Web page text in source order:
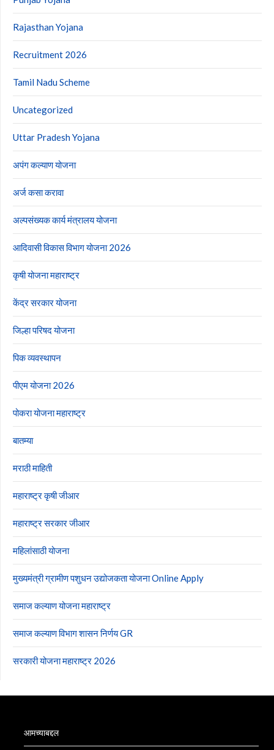
Rajasthan Yojana
Recruitment 2026
Tamil Nadu Scheme
Uncategorized
Uttar Pradesh Yojana
अपंग कल्याण योजना
अर्ज कसा करावा
अल्पसंख्यक कार्य मंत्रालय योजना
आदिवासी विकास विभाग योजना 2026
कृषी योजना महाराष्ट्र
केंद्र सरकार योजना
जिल्हा परिषद योजना
पिक व्यवस्थापन
पीएम योजना 2026
पोकरा योजना महाराष्ट्र
बातम्या
मराठी माहिती
महाराष्ट्र कृषी जीआर
महाराष्ट्र सरकार जीआर
महिलांसाठी योजना
मुख्यमंत्री ग्रामीण पशुधन उद्योजकता योजना Online Apply
समाज कल्याण योजना महाराष्ट्र
समाज कल्याण विभाग शासन निर्णय GR
सरकारी योजना महाराष्ट्र 2026
आमच्याबद्दल